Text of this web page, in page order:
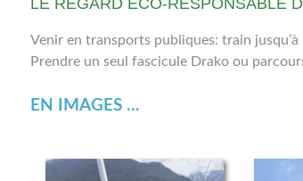
Venir en transports publiques: train
Prendre un seul fascicule Drako ou
EN IMAGES ...